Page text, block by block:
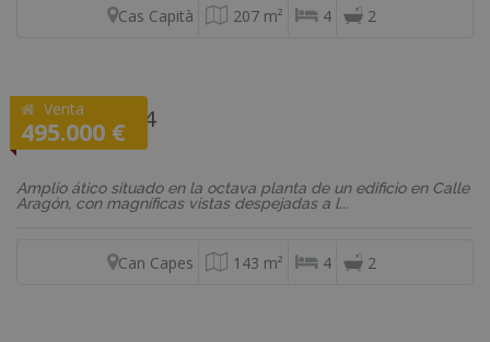
Cas Capità 207 m² 4 2
Venta
495.000 €
REF: P4TO194
Ático
Amplio ático situado en la octava planta de un edificio en Calle
Aragón, con magníficas vistas despejadas a l...
Can Capes 143 m² 4 2